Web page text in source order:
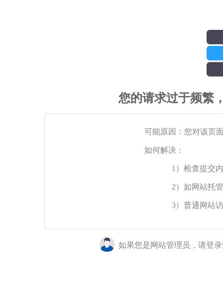
您的请求过于频繁
可能原因：您对该页
如何解决：
1）检查提交
2）如网站托
3）普通网站
如果您是网站管理员，请登